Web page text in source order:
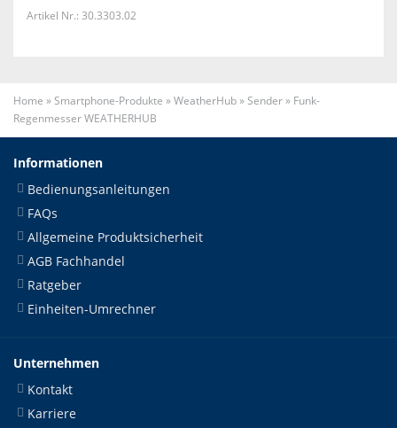
Artikel Nr.: 30.3303.02
Home »Smartphone-Produkte »WeatherHub»Sender» Funk-
Regenmesser WEATHERHUB
Informationen
Bedienungsanleitungen
FAQs
Allgemeine Produktsicherheit
AGB Fachhandel
Ratgeber
Einheiten-Umrechner
Unternehmen
Kontakt
Karriere